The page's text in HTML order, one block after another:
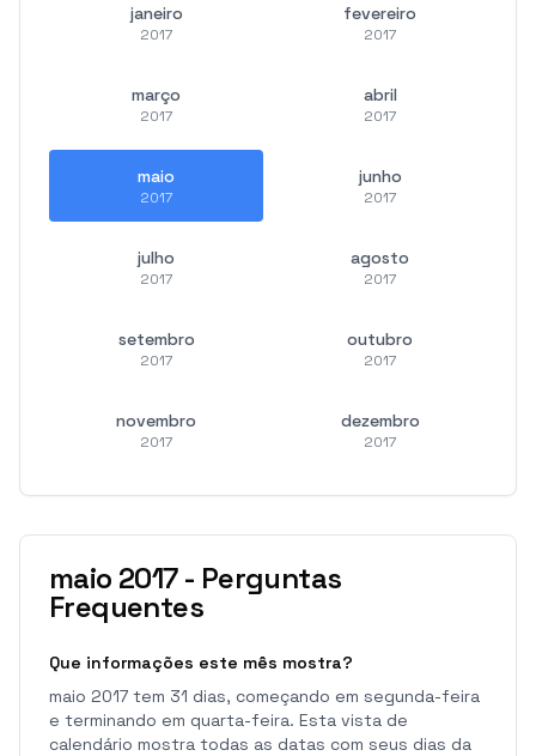
janeiro
2017
fevereiro
2017
março
2017
abril
2017
maio
2017
junho
2017
julho
2017
agosto
2017
setembro
2017
outubro
2017
novembro
2017
dezembro
2017
maio 2017- Perguntas
Frequentes
Que informações este mês mostra?
maio 2017 tem 31 dias, começando em segunda-feira
e terminando em quarta-feira. Esta vista de
calendário mostra todas as datas com seus dias da